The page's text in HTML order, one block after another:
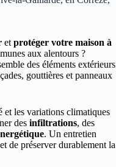
et protéger votre maison à
aux alentours ?
des éléments extérieurs
gouttières et panneaux
et les variations climatiques
des infiltrations, des
. Un entretien
de préserver durablement la